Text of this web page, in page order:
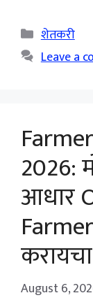
Categories
शेतकरी
Leave a
2026:
आधार
August 6,